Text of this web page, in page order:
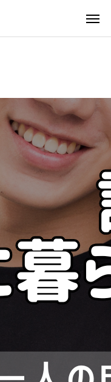
アクセス